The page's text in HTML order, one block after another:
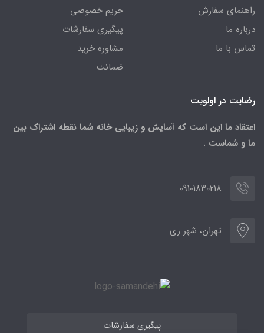
راهنمای سفارش
درباره ما
تماس با ما
حریم خصوصی
پیگیری سفارشات
مشاوره خرید
ضمانت
رضایت در اولویت
اعتقاد ما این است که آسایش و زیبایی خانه شما نقطه اشتراک بین
ما و شماست .
09101830218
تهران، شهر ری
پیگیری سفارشات